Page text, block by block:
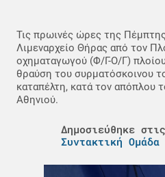
Τις πρωινές ώρες της
Λιμεναρχείο Θήρας από τον
οχηματαγωγού (Φ/Γ-Ο/Γ)
θραύση του συρματόσκοινου
καταπέλτη, κατά τον απόπλου
Αθηνιού.
Δημοσιεύθηκε στις
Συντακτική